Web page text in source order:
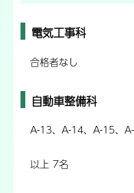
電気工事科
合格者なし
自動車整備科
A-13、A-14、A-15、
以上 7名